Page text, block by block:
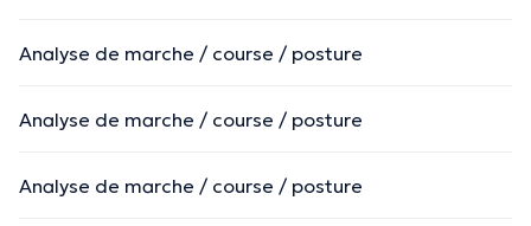
Analyse de marche / course / posture
Analyse de marche / course / posture
Analyse de marche / course / posture